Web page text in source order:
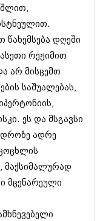
წახემსება დღეში
რეჟიმით
არ მისცემთ
საშუალებას,
ეს და მსგავსი
დროზე ადრე
მაქსიმალურად
მცენარეული